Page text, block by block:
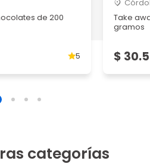
de 200
5
Take
gramos
$
categorías